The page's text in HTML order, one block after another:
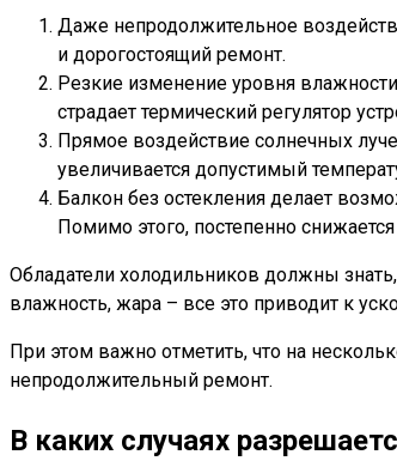
Даже непродолжительное
и дорогостоящий ремонт.
Резкие изменение уровня
страдает термический регулятор
Прямое воздействие солнечных
увеличивается допустимый
Балкон без остекления делает
Помимо этого, постепенно
Обладатели холодильников должны
влажность, жара – все это приводит к
При этом важно отметить, что на
непродолжительный ремонт.
В каких случаях